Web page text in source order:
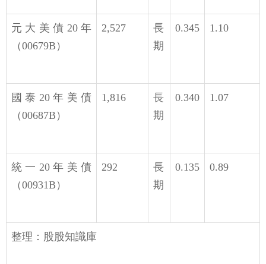
元大美債20年
（00679B）
2,527
長
期
0.345 1.10
國泰20年美債
（00687B）
1,816
長
期
0.340 1.07
統一20年美債
（00931B）
292
長
期
0.135 0.89
整理：股股知識庫